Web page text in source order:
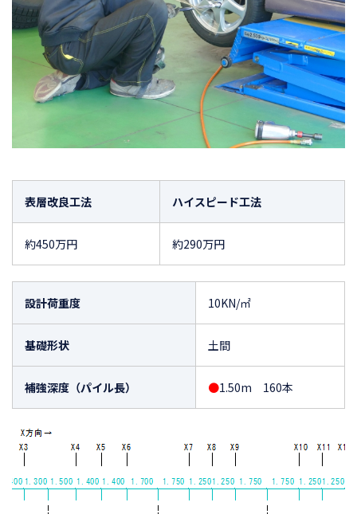
表層改良工法 ハイスピード工法
約450万円 約290万円
設計荷重度 10KN/㎡
基礎形状 土間
補強深度（パイル長） ●1.50m 160本